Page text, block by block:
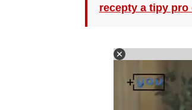
recepty a tipy